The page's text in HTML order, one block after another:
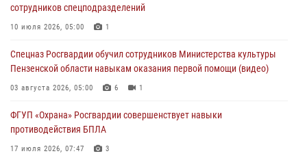
Росгвардия обеспечила безопасность праздничных мероприятий в
День ВДВ в Пензе
сотрудников спецподразделений
10 июля 2026, 05:00 1
Спецназ Росгвардии обучил сотрудников Министерства культуры
Пензенской области навыкам оказания первой помощи (видео)
03 августа 2026, 05:00 6 1
ФГУП «Охрана» Росгвардии совершенствует навыки
противодействия БПЛА
17 июля 2026, 07:47 3